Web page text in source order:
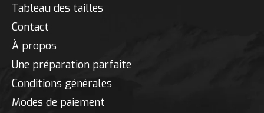
Tableau des tailles
Contact
À propos
Une préparation parfaite
Conditions générales
Modes de paiement